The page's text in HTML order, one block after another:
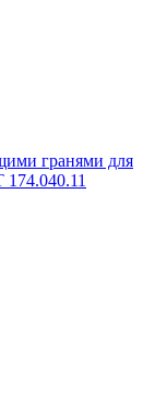
гранями для